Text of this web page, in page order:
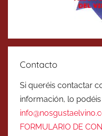
Contacto
Si queréis contactar
información, lo
FORMULARIO DE